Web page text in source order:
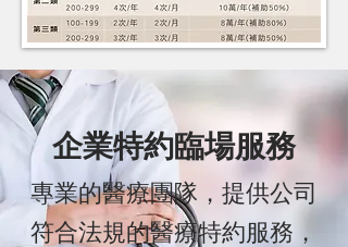
​企業特約臨場服務
​專業的醫療團隊，提供公司
符合法規的醫療特約服務，